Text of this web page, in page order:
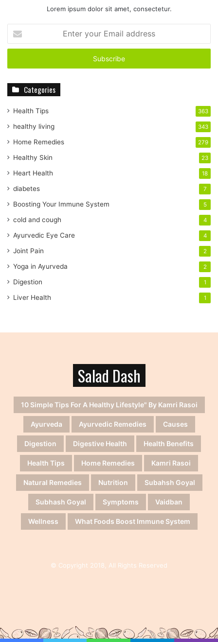
Lorem ipsum dolor sit amet, consectetur.
t
r
r
m
a
l
a
d
r
s
s
Categories
Health Tips 363
healthy living 343
Home Remedies 279
Healthy Skin 23
Heart Health 18
diabetes 7
Boosting Your Immune System 5
cold and cough 4
Ayurvedic Eye Care 4
Joint Pain 2
Yoga in Ayurveda 2
Digestion 1
Liver Health 1
Salad Dash
10 Simple Tips For A Healthy Lifestyle" By Kamri Rasoi
Ayurveda Ayurvedic Remedies Causes
Digestion Digestive Health Health Benefits
Health Tips Home Remedies Kamri Rasoi
Natural Remedies Nutrition Subahsh Goyal
Subhash Goyal Symptoms Vaidban
Wellness What Foods Boost Immune System
© Copyright 2018, All Rights Reserved